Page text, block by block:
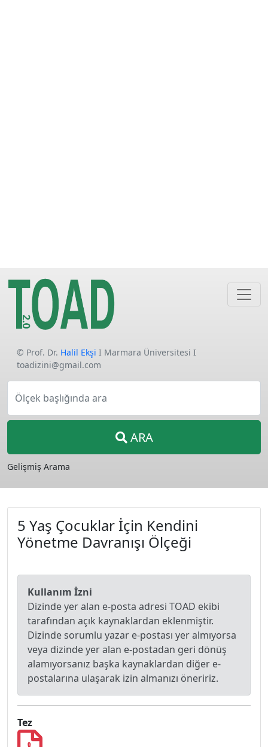
© Prof. Dr. Halil Ekşi I Marmara Üniversitesi I
toadizini@gmail.com
Ölçek başlığında ara
ARA
Gelişmiş Arama
5 Yaş Çocuklar İçin Kendini
Yönetme Davranışı Ölçeği
Kullanım İzni
Dizinde yer alan e-posta adresi TOAD ekibi
tarafından açık kaynaklardan eklenmiştir.
Dizinde sorumlu yazar e-postası yer almıyorsa
veya dizinde yer alan e-postadan geri dönüş
alamıyorsanız başka kaynaklardan diğer e-
postalarına ulaşarak izin almanızı öneririz.
Tez